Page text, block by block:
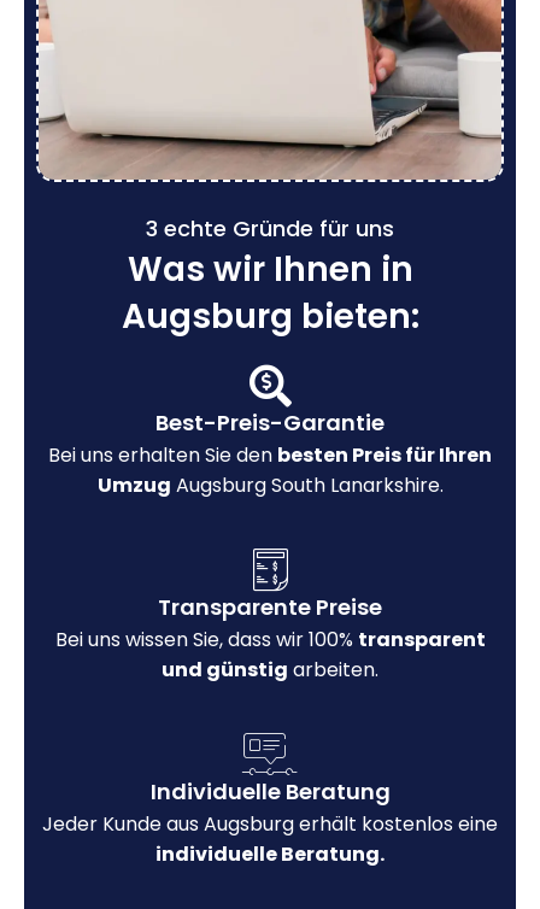
3 echte Gründe für uns
Was wir Ihnen in
Augsburg bieten:
Best-Preis-Garantie
Bei uns erhalten Sie den besten Preis für Ihren
Umzug Augsburg South Lanarkshire.
Transparente Preise
Bei uns wissen Sie, dass wir 100% transparent
und günstig arbeiten.
Individuelle Beratung
Jeder Kunde aus Augsburg erhält kostenlos eine
individuelle Beratung.